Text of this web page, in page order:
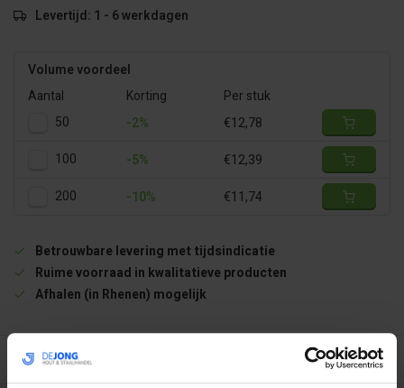
Levertijd: 1 - 6 werkdagen
Volume voordeel
Aantal
Korting
Per stuk
50
-2%
€12,78
100
-5%
€12,39
200
-10% €11,74
Betrouwbare levering met tijdsindicatie
Ruime voorraad in kwalitatieve producten
Afhalen (in Rhenen) mogelijk
BESCHRIJVING